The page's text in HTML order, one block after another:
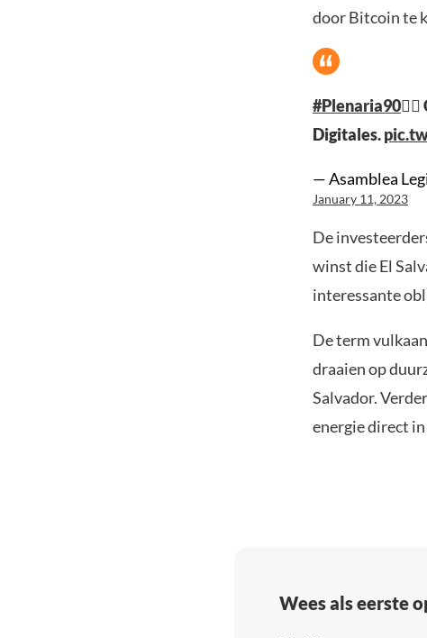
door Bitcoin te
#Plenaria90
Digitales.
— Asamblea
January 11, 2023
De
winst die El
interessante
De term
draaien op
Salvador.
energie direct
Wees als eerste